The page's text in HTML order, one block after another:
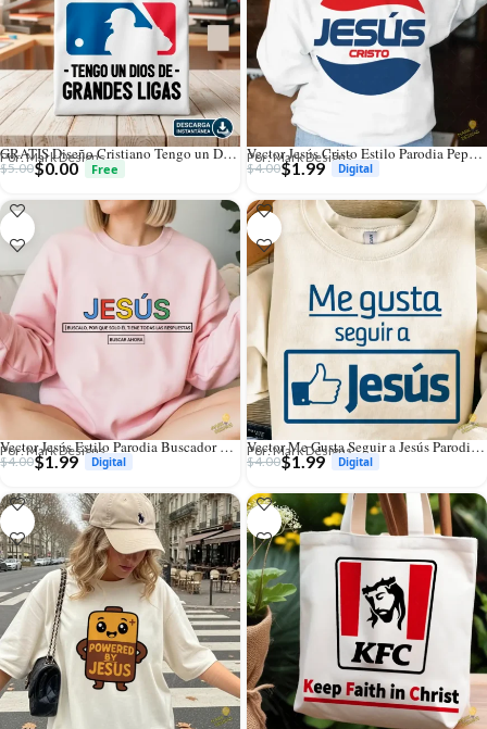
GRATIS Diseño Cristiano Tengo un Dios de Grandes Ligas Vector para Sublimación
Por: Mark Designs
$5.00$0.00
Vector Jesús Cristo Estilo Parodia Pepsi para Sublimación y Vinilo
Por: Mark Designs
$4.00$1.99
Vector Jesús Estilo Parodia Buscador Google para Sublimación
Por: Mark Designs
$4.00$1.99
Vector Me Gusta Seguir a Jesús Parodia Facebook para Sublimación
Por: Mark Designs
$4.00$1.99